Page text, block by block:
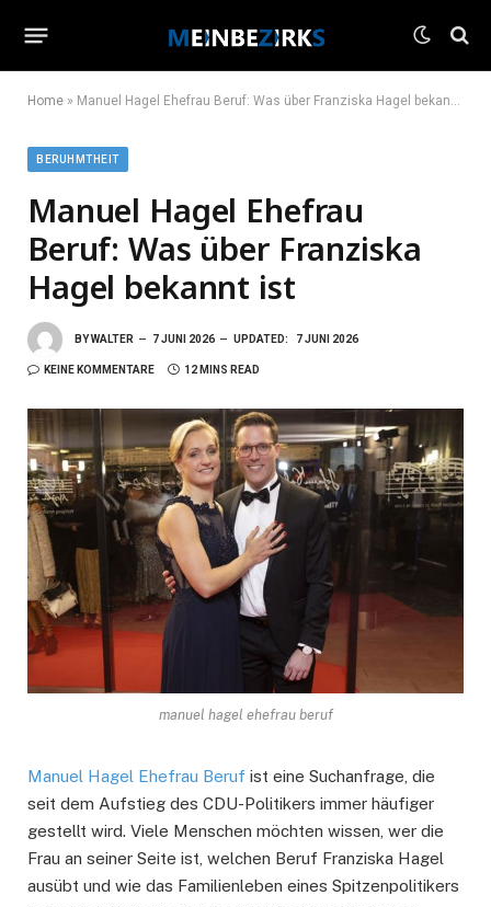
Home » Manuel Hagel Ehefrau Beruf: Was über Franziska Hagel bekannt ist
BERUHMTHEIT
Manuel Hagel Ehefrau
Beruf: Was über Franziska
Hagel bekannt ist
BYWALTER 7 JUNI 2026 UPDATED: 7 JUNI 2026
KEINE KOMMENTARE 12 MINS READ
manuel hagel ehefrau beruf
Manuel Hagel Ehefrau Beruf ist eine Suchanfrage, die
seit dem Aufstieg des CDU-Politikers immer häufiger
gestellt wird. Viele Menschen möchten wissen, wer die
Frau an seiner Seite ist, welchen Beruf Franziska Hagel
ausübt und wie das Familienleben eines Spitzenpolitikers